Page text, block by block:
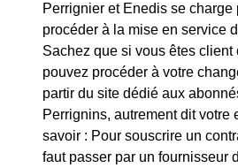
Perrignier et Enedis se charge
procéder à la mise en service
Sachez que si vous êtes client
pouvez procéder à votre
partir du site dédié aux
Perrignins, autrement dit votre
savoir : Pour souscrire un
faut passer par un fournisseur